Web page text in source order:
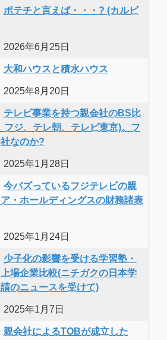
ポテチと言えば・・・? (カルビ
2026年6月25日
大和ハウスと積水ハウス
2025年8月20日
テレビ事業を持つ親会社のBS比
ジ、テレ朝、テレビ東京)。フ
なのか?
2025年1月28日
今バズっているフジテレビの親
・ホールディングスの財務諸表
2025年1月24日
少子化の影響を受ける学習塾・
場企業比較(ニチガクの日本学
のニュースを受けて)
2025年1月7日
親会社によるTOBが成立した